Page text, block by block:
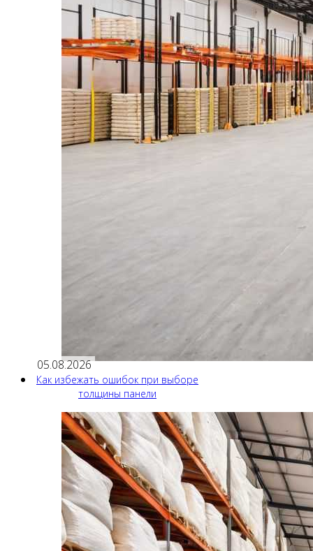
05.08.2026
Как избежать ошибок при выборе
толщины панели